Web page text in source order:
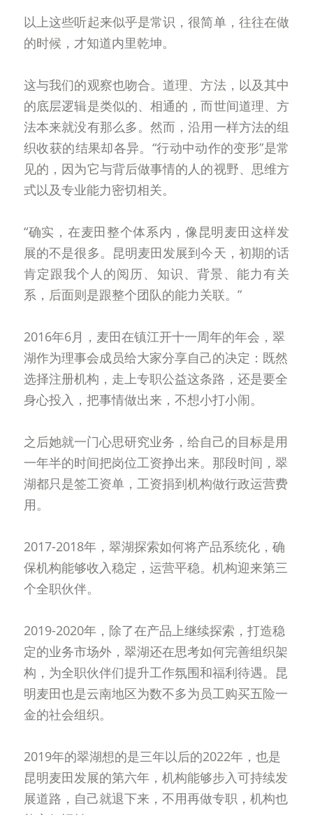
以上这些听起来似乎是常识，很简单，往往在做
的时候，才知道内里乾坤。
这与我们的观察也吻合。道理、方法，以及其中
的底层逻辑是类似的、相通的，而世间道理、方
法本来就没有那么多。然而，沿用一样方法的组
织收获的结果却各异。“行动中动作的变形”是常
见的，因为它与背后做事情的人的视野、思维方
式以及专业能力密切相关。
“确实，在麦田整个体系内，像昆明麦田这样发
展的不是很多。昆明麦田发展到今天，初期的话
肯定跟我个人的阅历、知识、背景、能力有关
系，后面则是跟整个团队的能力关联。”
2016年6月，麦田在镇江开十一周年的年会，翠
湖作为理事会成员给大家分享自己的决定：既然
选择注册机构，走上专职公益这条路，还是要全
身心投入，把事情做出来，不想小打小闹。
之后她就一门心思研究业务，给自己的目标是用
一年半的时间把岗位工资挣出来。那段时间，翠
湖都只是签工资单，工资捐到机构做行政运营费
用。
2017-2018年，翠湖探索如何将产品系统化，确
保机构能够收入稳定，运营平稳。机构迎来第三
个全职伙伴。
2019-2020年，除了在产品上继续探索，打造稳
定的业务市场外，翠湖还在思考如何完善组织架
构，为全职伙伴们提升工作氛围和福利待遇。昆
明麦田也是云南地区为数不多为员工购买五险一
金的社会组织。
2019年的翠湖想的是三年以后的2022年，也是
昆明麦田发展的第六年，机构能够步入可持续发
展道路，自己就退下来，不用再做专职，机构也